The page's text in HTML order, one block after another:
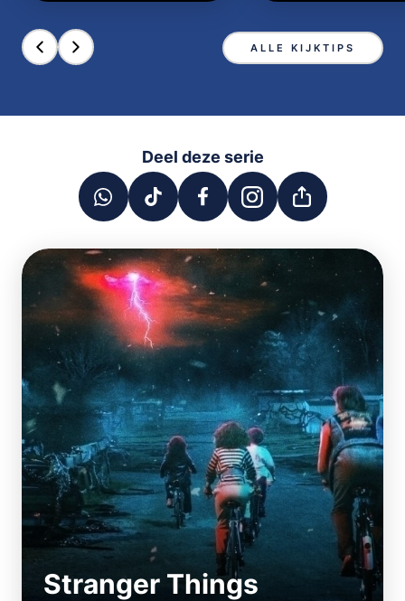
ALLE KIJKTIPS
Deel deze serie
Stranger Things